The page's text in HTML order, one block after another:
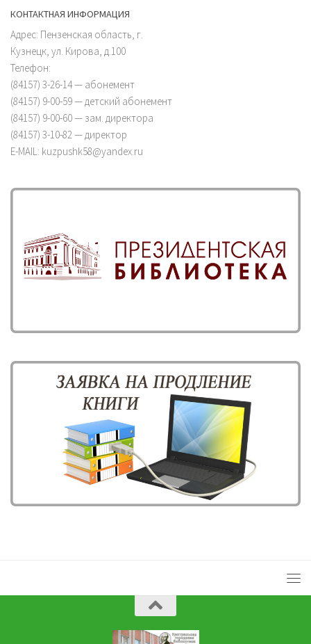
КОНТАКТНАЯ ИНФОРМАЦИЯ
Адрес: Пензенская область, г.
Кузнецк, ул. Кирова, д.100
Телефон:
(84157) 3-26-14 — абонемент
(84157) 9-00-59 — детский абонемент
(84157) 9-00-60 — зам. директора
(84157) 3-10-82 — директор
E-MAIL: kuzpushk58@yandex.ru